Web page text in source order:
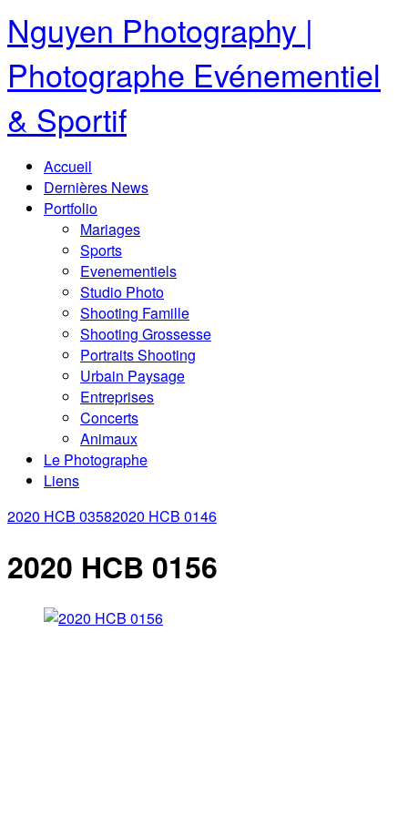
Nguyen Photography |
Photographe Evénementiel
& Sportif
Accueil
Dernières News
Portfolio
Mariages
Sports
Evenementiels
Studio Photo
Shooting Famille
Shooting Grossesse
Portraits Shooting
Urbain Paysage
Entreprises
Concerts
Animaux
Le Photographe
Liens
2020 HCB 03582020 HCB 0146
2020 HCB 0156